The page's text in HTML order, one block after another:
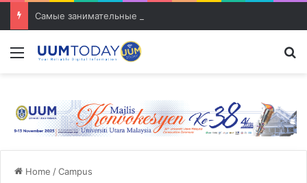
Самые занимательные разработки в сфере транспорта
Menu
Home /Campus